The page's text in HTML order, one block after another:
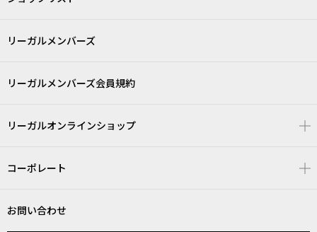
リーガルメンバーズ
リーガルメンバーズ会員規約
リーガルオンラインショップ
コーポレート
お問い合わせ